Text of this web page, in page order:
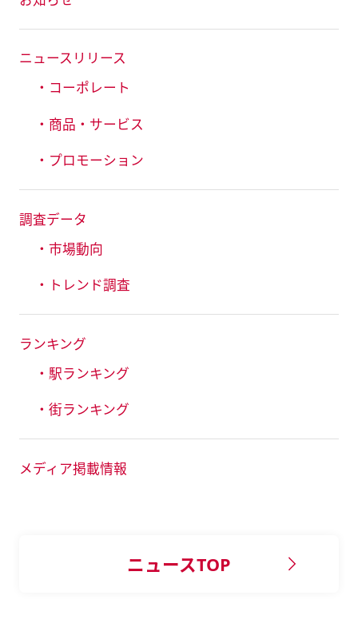
ニュースリリース
・コーポレート
・商品・サービス
・プロモーション
調査データ
・市場動向
・トレンド調査
ランキング
・駅ランキング
・街ランキング
メディア掲載情報
ニュースTOP